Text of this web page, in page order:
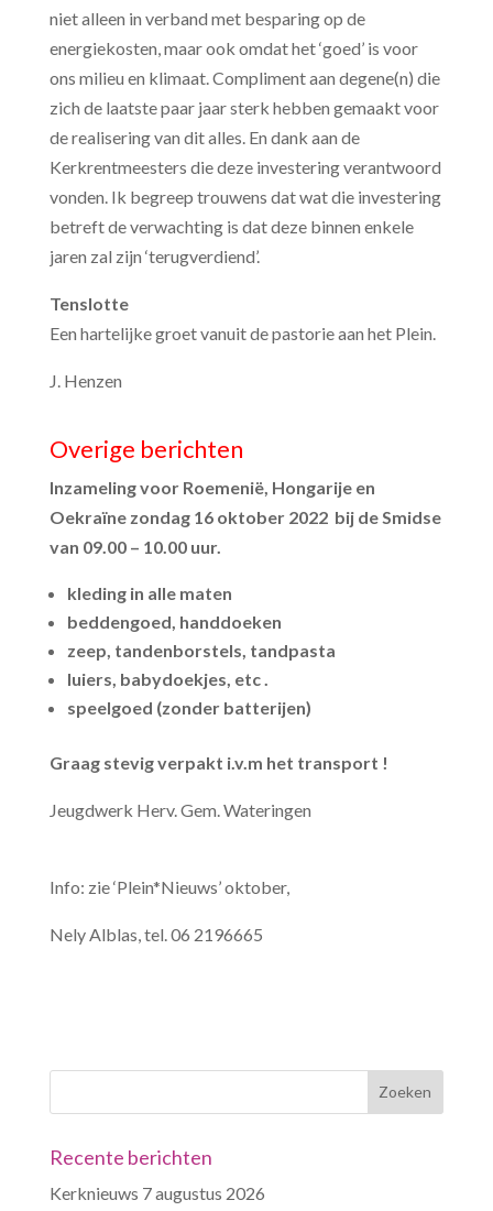
niet alleen in verband met besparing op de
energiekosten, maar ook omdat het ‘goed’ is voor
ons milieu en klimaat. Compliment aan degene(n) die
zich de laatste paar jaar sterk hebben gemaakt voor
de realisering van dit alles. En dank aan de
Kerkrentmeesters die deze investering verantwoord
vonden. Ik begreep trouwens dat wat die investering
betreft de verwachting is dat deze binnen enkele
jaren zal zijn ‘terugverdiend’.
Tenslotte
Een hartelijke groet vanuit de pastorie aan het Plein.
J. Henzen
Overige berichten
Inzameling voor Roemenië, Hongarije en
Oekraïne zondag 16 oktober 2022 bij deSmidse
van 09.00 – 10.00 uur.
kleding in alle maten
beddengoed, handdoeken
zeep, tandenborstels, tandpasta
luiers, babydoekjes, etc .
speelgoed (zonder batterijen)
Graag stevig verpakt i.v.m het transport !
Jeugdwerk Herv. Gem. Wateringen
Info: zie ‘Plein*Nieuws’ oktober,
Nely Alblas, tel. 06 2196665
Recente berichten
Kerknieuws 7 augustus 2026